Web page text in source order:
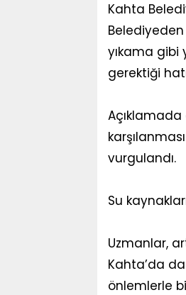
Kahta
yıkama gibi
gerektiği
Açıklamada
vurgulandı.
Su
Uzmanlar,
Kahta’da
önlemlerle